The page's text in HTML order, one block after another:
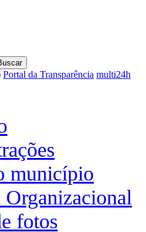
Portal da Transparência multi24h
município
Organizacional
fotos